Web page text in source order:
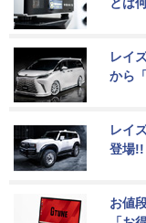
とは
レイ
から
レイ
登場!!
お値